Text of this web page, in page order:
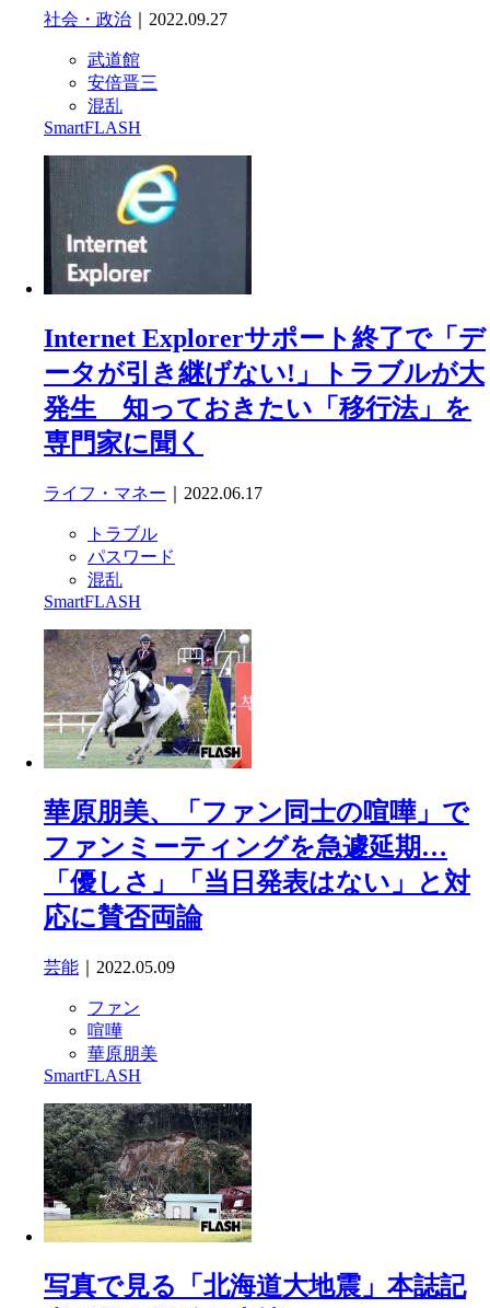
社会・政治 ｜2022.09.27
武道館
安倍晋三
混乱
SmartFLASH
Internet Explorerサポート終了で「デ
ータが引き継げない!」トラブルが大
発生 知っておきたい「移行法」を
専門家に聞く
ライフ・マネー ｜2022.06.17
トラブル
パスワード
混乱
SmartFLASH
華原朋美、「ファン同士の喧嘩」で
ファンミーティングを急遽延期…
「優しさ」「当日発表はない」と対
応に賛否両論
芸能 ｜2022.05.09
ファン
喧嘩
華原朋美
SmartFLASH
写真で見る「北海道大地震」本誌記